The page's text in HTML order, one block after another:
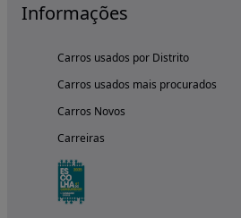
Informações
Carros usados por Distrito
Carros usados mais procurados
Carros Novos
Carreiras